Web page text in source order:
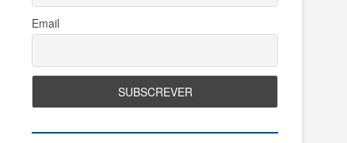
Email